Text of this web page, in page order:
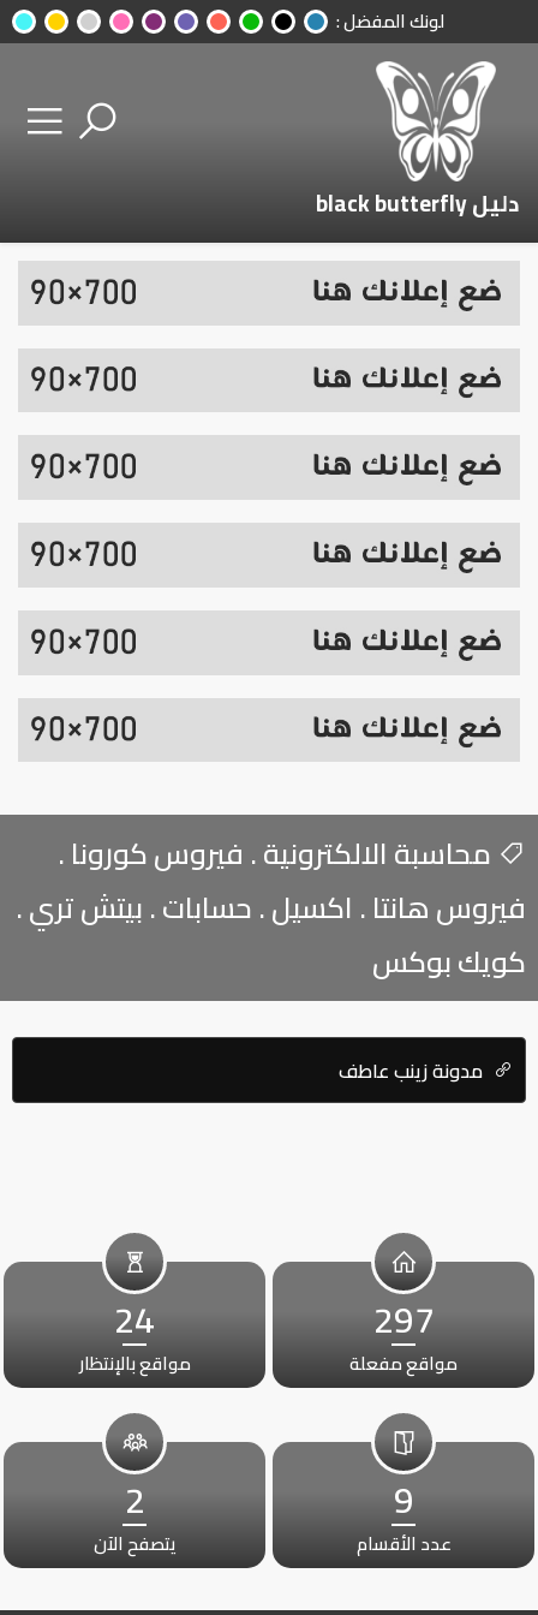
لونك المفضل :
دليل black butterfly
محاسبة الالكترونية . فيروس كورونا .
فيروس هانتا . اكسيل . حسابات . بيتش تري .
كويك بوكس
مدونة زينب عاطف
297
مواقع مفعلة
24
مواقع بالإنتظار
9
عدد الأقسام
2
يتصفح الآن